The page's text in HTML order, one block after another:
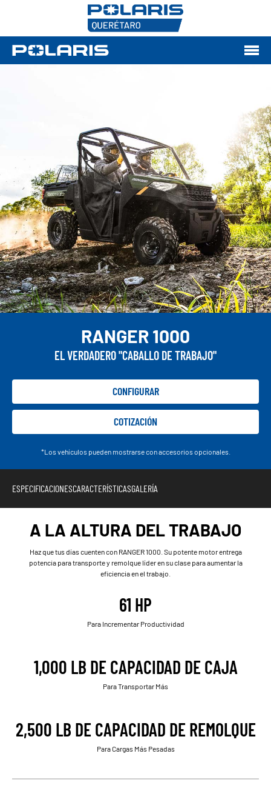
RANGER 1000
EL VERDADERO "CABALLO DE TRABAJO"
CONFIGURAR
COTIZACIÓN
*Los vehículos pueden mostrarse con accesorios opcionales.
ESPECIFICACIONESCARACTERÍSTICASGALERÍA
A LA ALTURA DEL TRABAJO
Haz que tus días cuenten con RANGER 1000. Su potente motor entrega
potencia para transporte y remolque líder en su clase para aumentar la
eficiencia en el trabajo.
61 HP
Para Incrementar Productividad
1,000 LB DE CAPACIDAD DE CAJA
Para Transportar Más
2,500 LB DE CAPACIDAD DE REMOLQUE
Para Cargas Más Pesadas